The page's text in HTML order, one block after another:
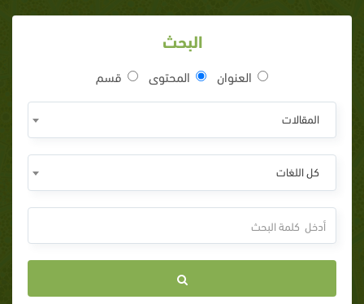
البحث
العنوان المحتوى قسم
المقالات
كل اللغات